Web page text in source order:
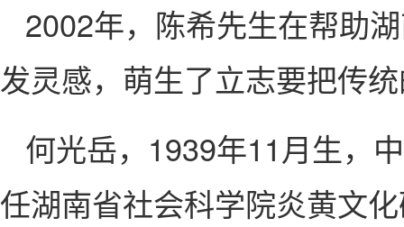
2002年，陈希先生在帮助
发灵感，萌生了立志要把传
何光岳，1939年11月生，
任湖南省社会科学院炎黄文